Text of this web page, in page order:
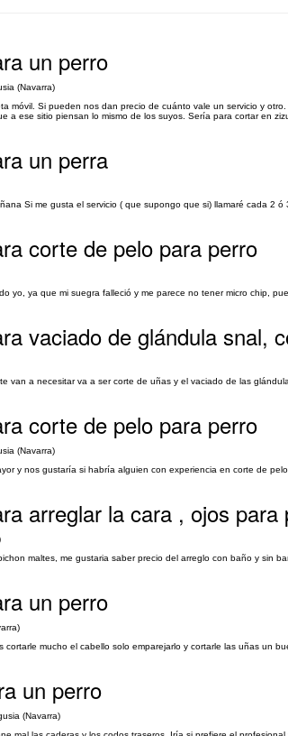
un perro
(Navarra)
móvil. Si pueden nos dan precio de cuánto vale un servicio y
a ese sitio piensan lo mismo de los suyos. Sería para cortar en
un perra
Si me gusta el servicio ( que supongo que si) llamaré cada 2
corte de pelo para perro
yo, ya que mi suegra falleció y me parece no tener micro chip,
vaciado de glándula snal,
van a necesitar va a ser corte de uñas y el vaciado de las
corte de pelo para perro
(Navarra)
y nos gustaría si habría alguien con experiencia en corte de
arreglar la cara , ojos para
maltes, me gustaria saber precio del arreglo con baño y sin
un perro
mucho el cabello solo emparejarlo y cortarle las uñas un
un perro
(Navarra)